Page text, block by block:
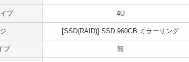
プ 4U
[SSD(RAID)] SSD 960GB ミラーリング
ブ 無